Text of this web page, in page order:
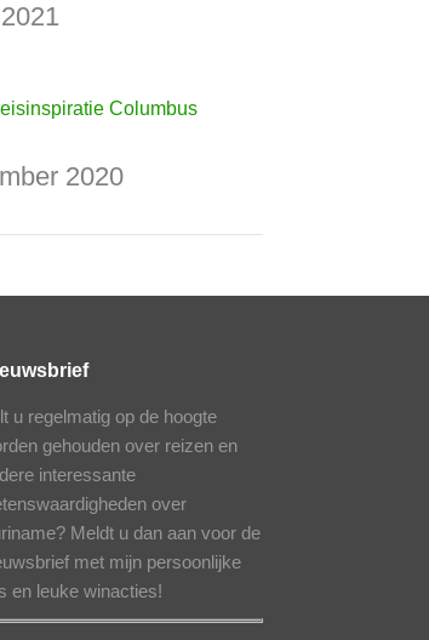
Columbus
2020
u regelmatig op de hoogte
gehouden over reizen en
interessante
over
Meldt u dan aan voor de
met mijn persoonlijke
en leuke winacties!